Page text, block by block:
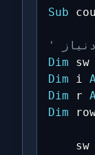
Sub
Dim sw
Dim i
Dim r
Dim
	sw